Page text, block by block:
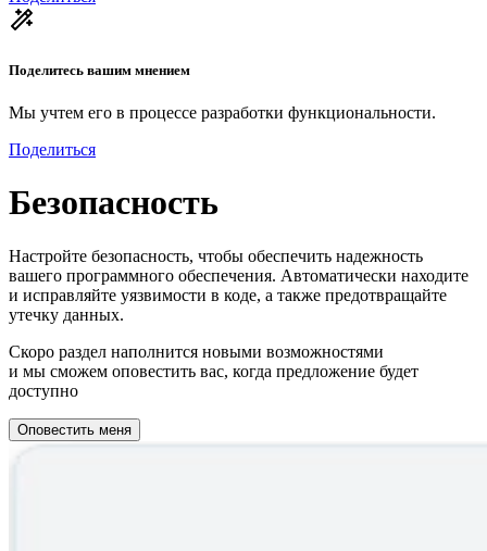
Поделитесь вашим мнением
Мы учтем его в процессе разработки функциональности.
Поделиться
Безопасность
Настройте безопасность, чтобы обеспечить надежность
вашего программного обеспечения. Автоматически находите
и исправляйте уязвимости в коде, а также предотвращайте
утечку данных.
Скоро раздел наполнится новыми возможностями
и мы сможем оповестить вас, когда предложение будет
доступно
Оповестить меня